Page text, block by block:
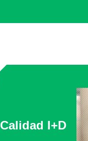
Calidad I+D